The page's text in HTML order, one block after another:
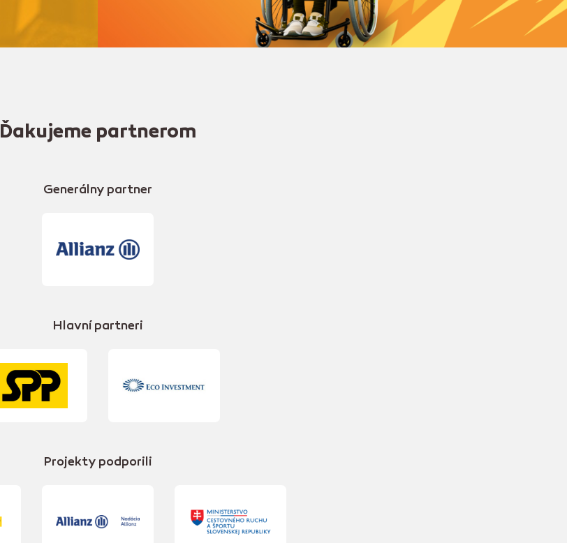
Ďakujeme partnerom
Generálny partner
Hlavní partneri
Projekty podporili